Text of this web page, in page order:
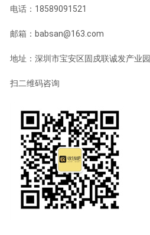
电话：18589091521
邮箱：babsan@163.com
地址：深圳市宝安区固戍联诚发产业园
扫二维码咨询